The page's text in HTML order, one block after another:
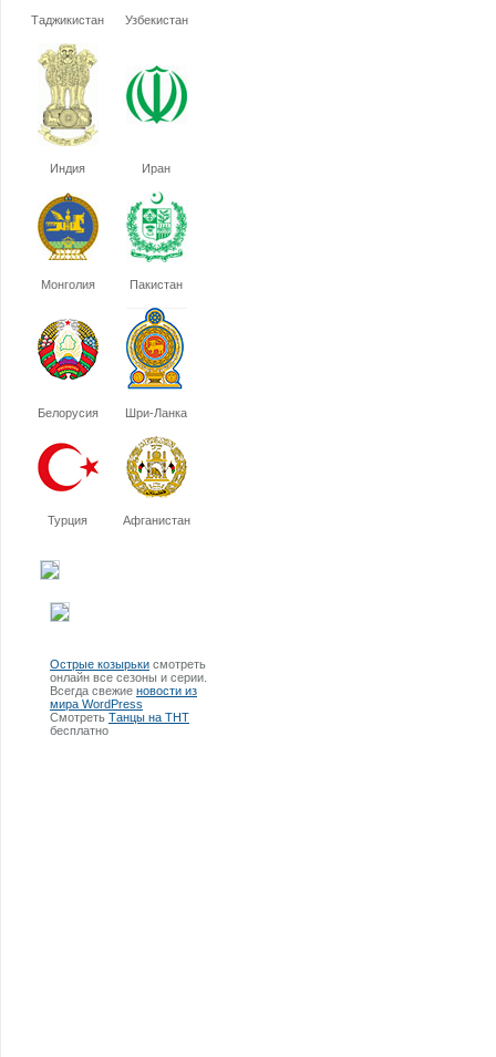
Таджикистан Узбекистан
Индия Иран
Монголия Пакистан
Белорусия Шри-Ланка
Турция Афганистан
Острые козырьки смотреть
онлайн все сезоны и серии.
Всегда свежие новости из
мира WordPress
Смотреть Танцы на ТНТ
бесплатно